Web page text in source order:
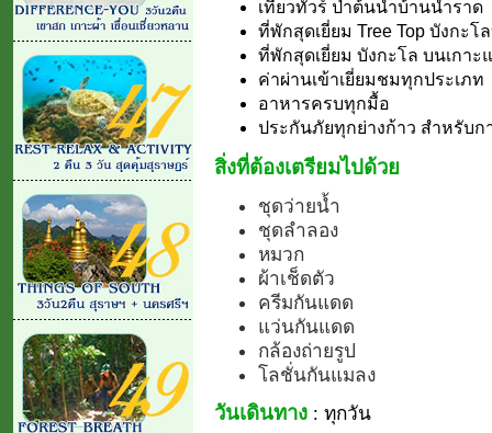
เที่ยวทัวร์ ป่าต้นน้ำบ้านน้ำราด
ที่พักสุดเยี่ยม Tree Top บังกะโ
ที่พักสุดเยี่ยม บังกะโล บนเกาะ
ค่าผ่านเข้าเยี่ยมชมทุกประเภท
อาหารครบทุกมื้อ
ประกันภัยทุกย่างก้าว สำหรับก
สิ่งที่ต้องเตรียมไปด้วย
ชุดว่ายน้ำ
ชุดลำลอง
หมวก
ผ้าเช็ดตัว
ครีมกันแดด
แว่นกันแดด
กล้องถ่ายรูป
โลชั่นกันแมลง
วันเดินทาง : ทุกวัน